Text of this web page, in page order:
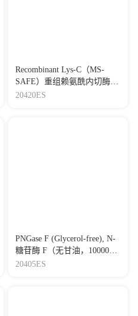
Recombinant Lys-C（MS-
SAFE）重组赖氨酰内切酶
（质谱级）
20420ES
PNGase F (Glycerol-free), N-
糖苷酶 F（无甘油，100000
U/mL）
20405ES